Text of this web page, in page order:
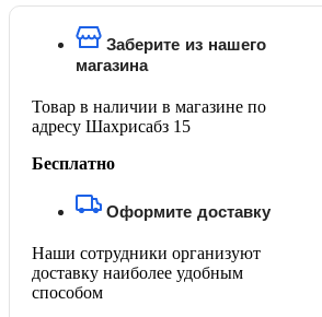
Заберите из нашего
магазина
Товар в наличии в магазине по
адресу Шахрисабз 15
Бесплатно
Оформите доставку
Наши сотрудники организуют
доставку наиболее удобным
способом